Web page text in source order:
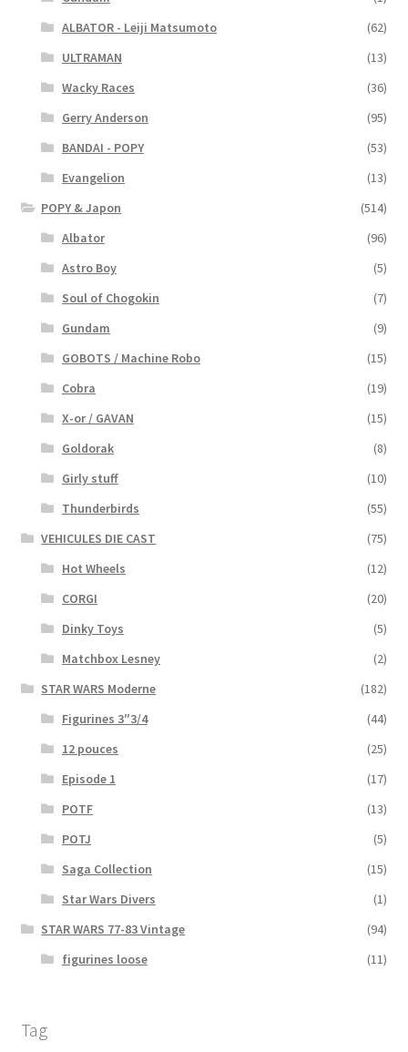
ALBATOR - Leiji Matsumoto
(62)
ULTRAMAN
(13)
Wacky Races
(36)
Gerry Anderson
(95)
BANDAI - POPY
(53)
Evangelion
(13)
POPY & Japon
(514)
Albator
(96)
Astro Boy
(5)
Soul of Chogokin
(7)
Gundam
(9)
GOBOTS / Machine Robo
(15)
Cobra
(19)
X-or / GAVAN
(15)
Goldorak
(8)
Girly stuff
(10)
Thunderbirds
(55)
VEHICULES DIE CAST
(75)
Hot Wheels
(12)
CORGI
(20)
Dinky Toys
(5)
Matchbox Lesney
(2)
STAR WARS Moderne
(182)
Figurines 3″3/4
(44)
12 pouces
(25)
Episode 1
(17)
POTF
(13)
POTJ
(5)
Saga Collection
(15)
Star Wars Divers
(1)
STAR WARS 77-83 Vintage
(94)
figurines loose
(11)
Tag